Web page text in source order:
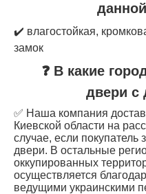
✔️ влагостойкая,
замок
❓ В какие
двери с
✅ Наша компания
Киевской области на
случае, если
двери. В остальные
оккупированных
осуществляется
ведущими украинскими